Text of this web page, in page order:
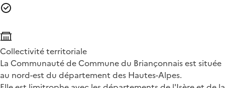
Collectivité territoriale
La Communauté de Commune du Briançonnais est située
au nord-est du département des Hautes-Alpes.